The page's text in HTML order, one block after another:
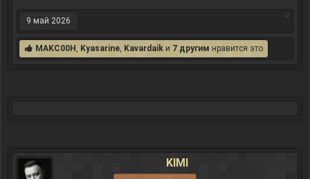
9 май 2026
MAKC00H Kyasarine Kavardaik и 7 другим нравится это.
KIMI